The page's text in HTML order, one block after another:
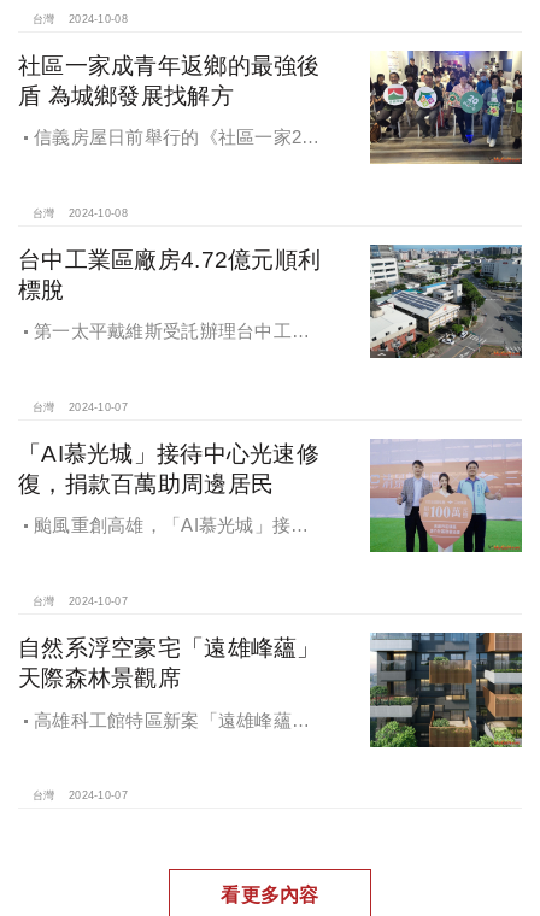
家邸「長築白樓1」
台灣 2024-10-08
社區一家成青年返鄉的最強後
盾 為城鄉發展找解方
信義房屋日前舉行的《社區一家20
彰化鬆勢三日節策展人劉孟豪分享他
家鄉帶來改變和發展的故事。
台灣 2024-10-08
台中工業區廠房4.72億元順利
標脫
第一太平戴維斯受託辦理台中工業
價率5％。
台灣 2024-10-07
「AI慕光城」接待中心光速修
復，捐款百萬助周邊居民
颱風重創高雄，「AI慕光城」接待
民復原家園
台灣 2024-10-07
自然系浮空豪宅「遠雄峰蘊」
天際森林景觀席
高雄科工館特區新案「遠雄峰蘊」
台灣 2024-10-07
看更多內容